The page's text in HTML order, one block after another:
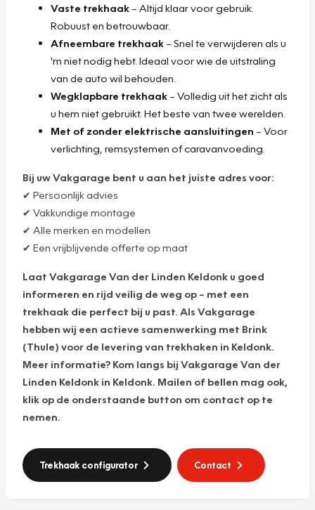
Vaste trekhaak – Altijd klaar voor gebruik.
Robuust en betrouwbaar.
Afneembare trekhaak – Snel te verwijderen als u
'm niet nodig hebt. Ideaal voor wie de uitstraling
van de auto wil behouden.
Wegklapbare trekhaak – Volledig uit het zicht als
u hem niet gebruikt. Het beste van twee werelden.
Met of zonder elektrische aansluitingen – Voor
verlichting, remsystemen of caravanvoeding.
Bij uw Vakgarage bent u aan het juiste adres voor:
✔ Persoonlijk advies
✔ Vakkundige montage
✔ Alle merken en modellen
✔ Een vrijblijvende offerte op maat
Laat Vakgarage Van der Linden Keldonk u goed
informeren en rijd veilig de weg op – met een
trekhaak die perfect bij u past. Als Vakgarage
hebben wij een actieve samenwerking met Brink
(Thule) voor de levering van trekhaken in Keldonk.
Meer informatie? Kom langs bij Vakgarage Van der
Linden Keldonk in Keldonk. Mailen of bellen mag ook,
klik op de onderstaande button om contact op te
nemen.
Trekhaak configurator Contact